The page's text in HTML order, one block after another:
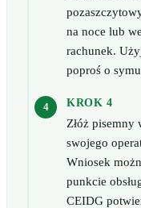
na noce lub
rachunek.
poproś o
KROK 4
Złóż
swojego
Wniosek
punkcie
CEIDG